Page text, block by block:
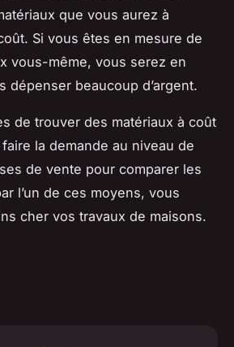
que vous aurez à
Si vous êtes en mesure de
vous-même, vous serez en
dépenser beaucoup d’argent.
de trouver des matériaux à coût
la demande au niveau de
de vente pour comparer les
l’un de ces moyens, vous
cher vos travaux de maisons.